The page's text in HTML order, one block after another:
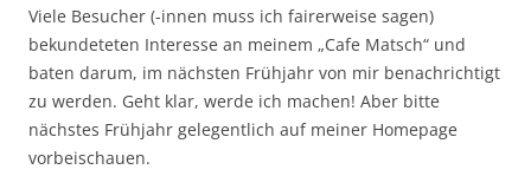
Viele Besucher (-innen muss ich fairerweise sagen)
bekundeteten Interesse an meinem „Cafe Matsch“ und
baten darum, im nächsten Frühjahr von mir benachrichtigt
zu werden. Geht klar, werde ich machen! Aber bitte
nächstes Frühjahr gelegentlich auf meiner Homepage
vorbeischauen.